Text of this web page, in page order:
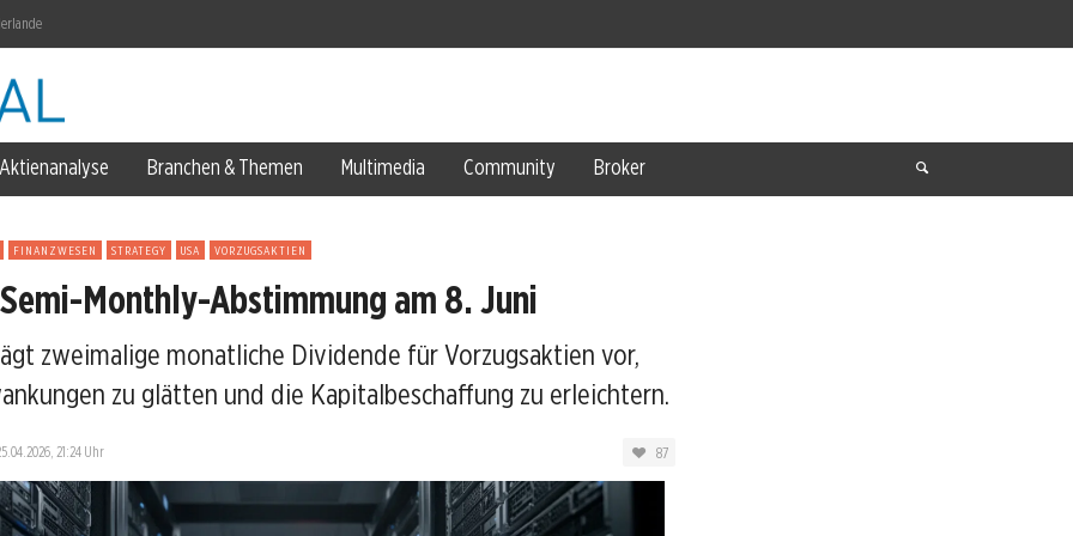
Pfund
Stellen
Aktienanalyse Branchen & Themen Multimedia Community Broker
FINANZWESEN STRATEGY USA VORZUGSAKTIEN
Monthly-Abstimmung am 8. Juni
zweimalige monatliche Dividende für Vorzugsaktien vor,
zu glätten und die Kapitalbeschaffung zu erleichtern.
21:24 Uhr 87